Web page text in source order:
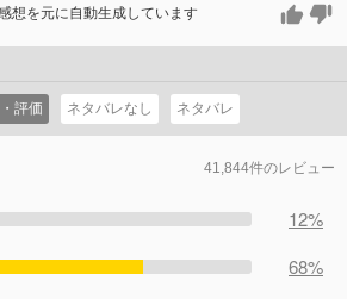
想を元に自動生成しています
評価 ネタバレなし ネタバレ
41,844件のレビュー
12%
68%